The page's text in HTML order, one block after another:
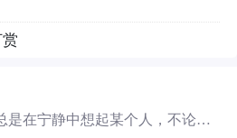
是在宁静中想起某个人，不论天